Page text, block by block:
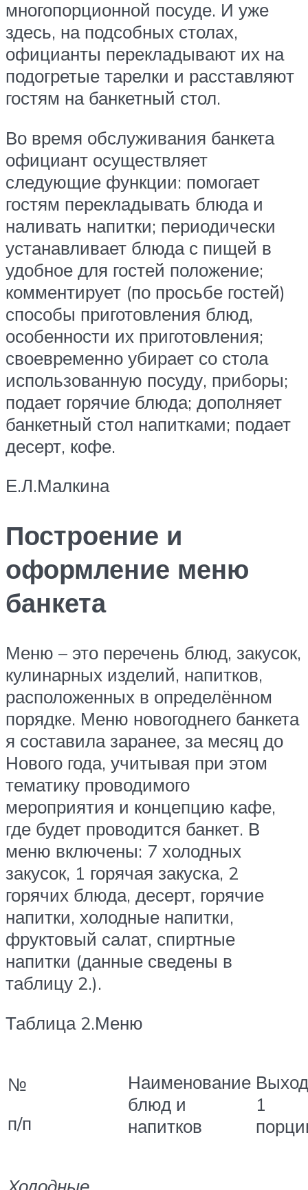
многопорционной посуде. И уже
здесь, на подсобных столах,
официанты перекладывают их на
подогретые тарелки и расставляют
гостям на банкетный стол.
Во время обслуживания банкета
официант осуществляет
следующие функции: помогает
гостям перекладывать блюда и
наливать напитки; периодически
устанавливает блюда с пищей в
удобное для гостей положение;
комментирует (по просьбе гостей)
способы приготовления блюд,
особенности их приготовления;
своевременно убирает со стола
использованную посуду, приборы;
подает горячие блюда; дополняет
банкетный стол напитками; подает
десерт, кофе.
Е.Л.Малкина
Построение и
оформление меню
банкета
Меню – это перечень блюд, закусок,
кулинарных изделий, напитков,
расположенных в определённом
порядке. Меню новогоднего банкета
я составила заранее, за месяц до
Нового года, учитывая при этом
тематику проводимого
мероприятия и концепцию кафе,
где будет проводится банкет. В
меню включены: 7 холодных
закусок, 1 горячая закуска, 2
горячих блюда, десерт, горячие
напитки, холодные напитки,
фруктовый салат, спиртные
напитки (данные сведены в
таблицу 2.).
Таблица 2.Меню
№
п/п
Наименование
блюд и
напитков
Выход
1